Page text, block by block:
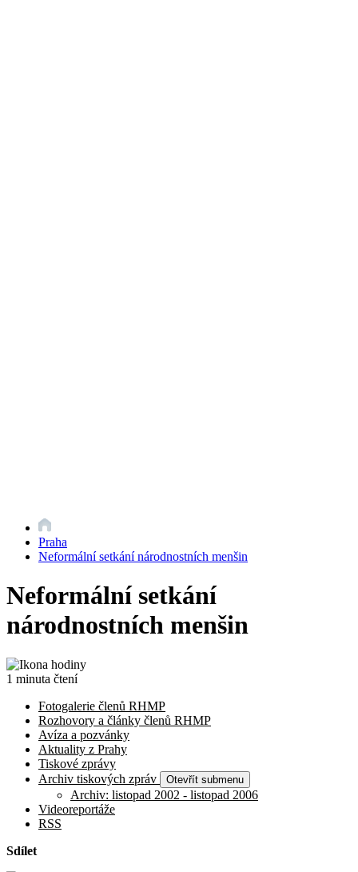
Praha
Neformální setkání národnostních menšin
Neformální setkání
národnostních menšin
1 minuta čtení
Fotogalerie členů RHMP
Rozhovory a články členů RHMP
Avíza a pozvánky
Aktuality z Prahy
Tiskové zprávy
Archiv tiskových zpráv
Otevřít submenu
Archiv: listopad 2002 - listopad 2006
Videoreportáže
RSS
Sdílet